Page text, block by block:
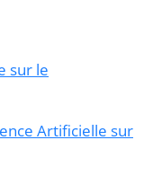
sur le
Artificielle sur